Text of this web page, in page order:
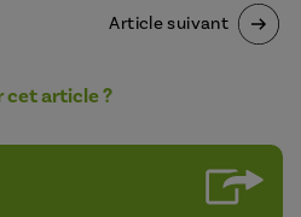
Article suivant
cet article ?